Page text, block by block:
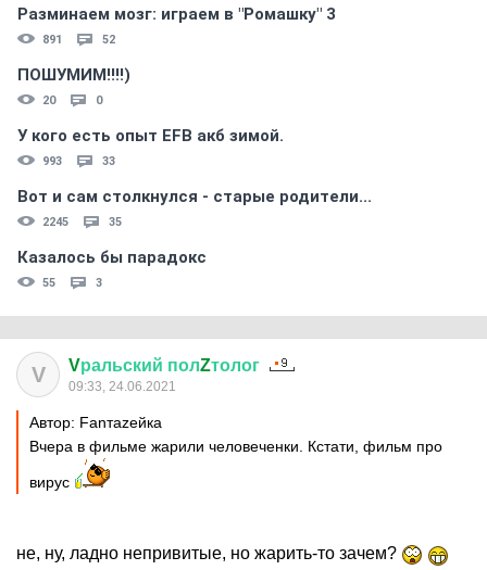
Разминаем мозг: играем в "Ромашку" 3
891 52
ПОШУМИМ!!!!)
20 0
У кого есть опыт EFB акб зимой.
993 33
Вот и сам столкнулся - старые родители...
2245 35
Казалось бы парадокс
55 3
V Vральский полZтолог
09:33, 24.06.2021
Автор: Fanтаzeйкa
Вчера в фильме жарили человеченки. Кстати, фильм про
вирус
не, ну, ладно непривитые, но жарить-то зачем?